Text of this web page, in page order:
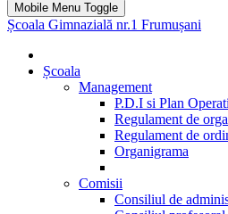
Mobile Menu Toggle
Școala Gimnazială nr.1 Frumușani
Școala
Management
P.D.I si Plan
Regulament de
Regulament de
Organigrama
Comisii
Consiliul de